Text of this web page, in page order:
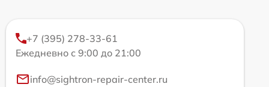
+7 (395) 278-33-61
Ежедневно с 9:00 до 21:00
info@sightron-repair-center.ru